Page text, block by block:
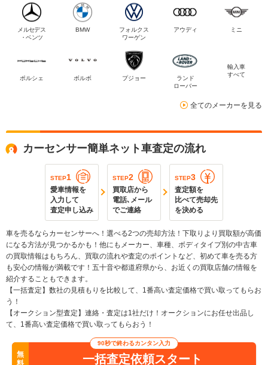
メルセデス
・ベンツ
BMW
フォルクス
ワーゲン
アウディ ミニ
ポルシェ ボルボ プジョー
ランド
ローバー
輸入車
すべて
全てのメーカーを見る
カーセンサー簡単ネット車査定の流れ
STEP1
愛車情報を
入力して
査定申し込み
STEP2
買取店から
電話､メール
でご連絡
STEP3
査定額を
比べて売却先
を決める
車を売るならカーセンサーへ！選べる2つの売却方法！下取りより買取額が高価
になる方法が見つかるかも！他にもメーカー、車種、ボディタイプ別の中古車
の買取情報はもちろん、買取の流れや査定のポイントなど、初めて車を売る方
も安心の情報が満載です！五十音や都道府県から、お近くの買取店舗の情報を
紹介することもできます。
【一括査定】数社の見積もりを比較して、1番高い査定価格で買い取ってもらお
う！
【オークション型査定】連絡・査定は1社だけ！オークションにお任せ出品し
て、1番高い査定価格で買い取ってもらおう！
無
料
90秒で終わるカンタン入力
一括査定依頼スタート